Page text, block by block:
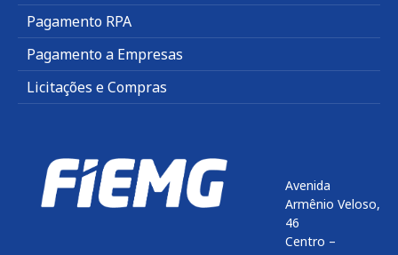
Pagamento RPA
Pagamento a Empresas
Licitações e Compras
Avenida
Armênio Veloso,
46
Centro –